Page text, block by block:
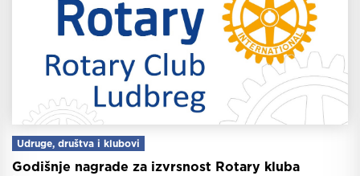
Udruge, društva i klubovi
Godišnje nagrade za izvrsnost Rotary kluba